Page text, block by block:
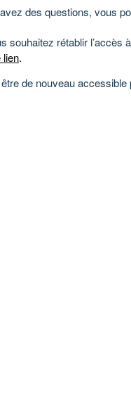
des questions, vous
souhaitez rétablir l’accès
lien.
de nouveau